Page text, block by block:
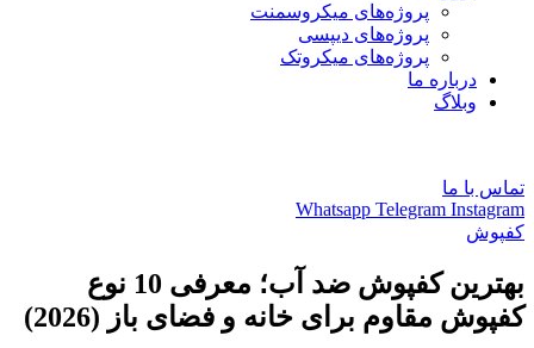
پروژه‌های میکروسمنت
پروژه‌های دیپسی
پروژه‌های میکروتک
درباره ما
وبلاگ
تماس با ما
Whatsapp Telegram Instagram
کفپوش
بهترین کفپوش ضد آب؛ معرفی 10 نوع
کفپوش مقاوم برای خانه و فضای باز (2026)